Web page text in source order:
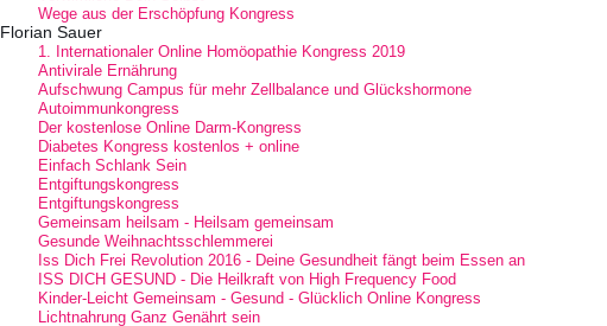
Wege aus der Erschöpfung Kongress
Florian Sauer
1. Internationaler Online Homöopathie Kongress 2019
Antivirale Ernährung
Aufschwung Campus für mehr Zellbalance und Glückshormone
Autoimmunkongress
Der kostenlose Online Darm-Kongress
Diabetes Kongress kostenlos + online
Einfach Schlank Sein
Entgiftungskongress
Entgiftungskongress
Gemeinsam heilsam - Heilsam gemeinsam
Gesunde Weihnachtsschlemmerei
Iss Dich Frei Revolution 2016 - Deine Gesundheit fängt beim Essen an
ISS DICH GESUND - Die Heilkraft von High Frequency Food
Kinder-Leicht Gemeinsam - Gesund - Glücklich Online Kongress
Lichtnahrung Ganz Genährt sein